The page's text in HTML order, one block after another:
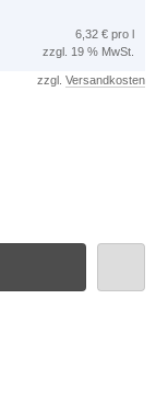
6,32 € pro l
zzgl. 19 % MwSt.
zzgl. Versandkosten